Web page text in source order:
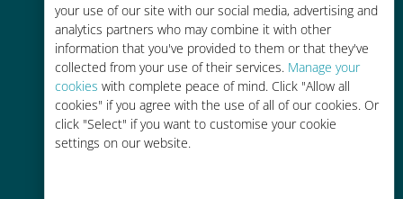
your use of our site with our social media, advertising and
analytics partners who may combine it with other
information that you've provided to them or that they've
collected from your use of their services. Manage your
cookies with complete peace of mind. Click "Allow all
cookies" if you agree with the use of all of our cookies. Or
click "Select" if you want to customise your cookie
settings on our website.
Rentable
Hasta un 90% más barato que los
costes de itinerancia con su
operador actual